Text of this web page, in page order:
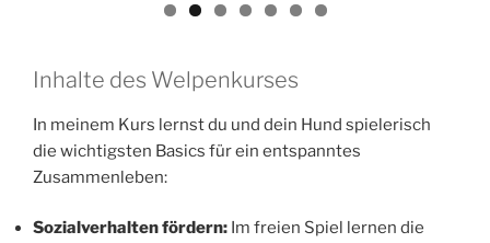
Inhalte des Welpenkurses
In meinem Kurs lernst du und dein Hund spielerisch
die wichtigsten Basics für ein entspanntes
Zusammenleben:
Sozialverhalten fördern: Im freien Spiel lernen die